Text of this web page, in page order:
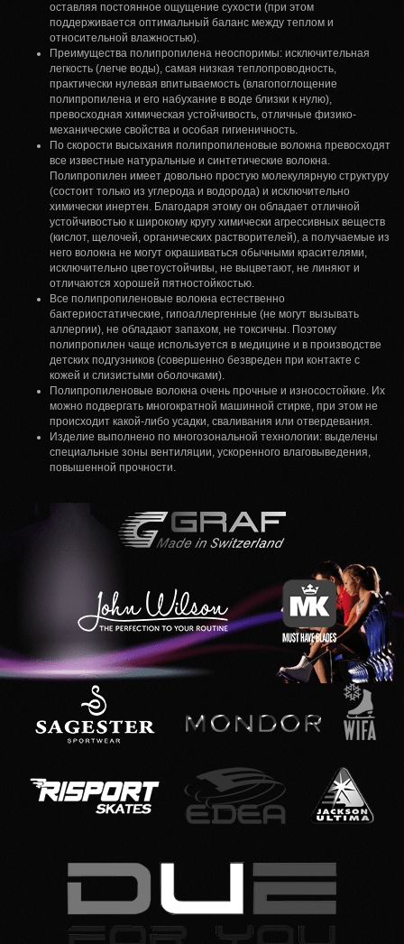
оставляя постоянное ощущение сухости (при этом
поддерживается оптимальный баланс между теплом и
относительной влажностью).
Преимущества полипропилена неоспоримы: исключительная
легкость (легче воды), самая низкая теплопроводность,
практически нулевая впитываемость (влагопоглощение
полипропилена и его набухание в воде близки к нулю),
превосходная химическая устойчивость, отличные физико-
механические свойства и особая гигиеничность.
По скорости высыхания полипропиленовые волокна превосходят
все известные натуральные и синтетические волокна.
Полипропилен имеет довольно простую молекулярную структуру
(состоит только из углерода и водорода) и исключительно
химически инертен. Благодаря этому он обладает отличной
устойчивостью к широкому кругу химически агрессивных веществ
(кислот, щелочей, органических растворителей), а получаемые из
него волокна не могут окрашиваться обычными красителями,
исключительно цветоустойчивы, не выцветают, не линяют и
отличаются хорошей пятностойкостью.
Все полипропиленовые волокна естественно
бактериостатические, гипоаллергенные (не могут вызывать
аллергии), не обладают запахом, не токсичны. Поэтому
полипропилен чаще используется в медицине и в производстве
детских подгузников (совершенно безвреден при контакте с
кожей и слизистыми оболочками).
Полипропиленовые волокна очень прочные и износостойкие. Их
можно подвергать многократной машинной стирке, при этом не
происходит какой-либо усадки, сваливания или отвердевания.
Изделие выполнено по многозональной технологии: выделены
специальные зоны вентиляции, ускоренного влаговыведения,
повышенной прочности.